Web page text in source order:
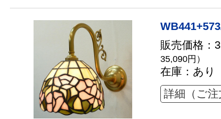
販売価格：
35,090円）
在庫：あり
詳細（ご